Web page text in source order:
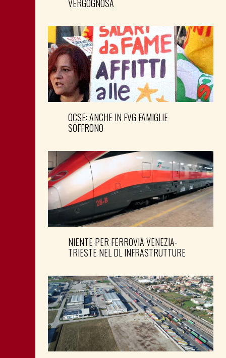
VERGOGNOSA
OCSE: ANCHE IN FVG FAMIGLIE
SOFFRONO
NIENTE PER FERROVIA VENEZIA-
TRIESTE NEL DL INFRASTRUTTURE